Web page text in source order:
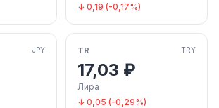
↓ 0,19 (-0,17%)
JPY TR TRY
17,03 ₽
Лира
↓ 0,05 (-0,29%)